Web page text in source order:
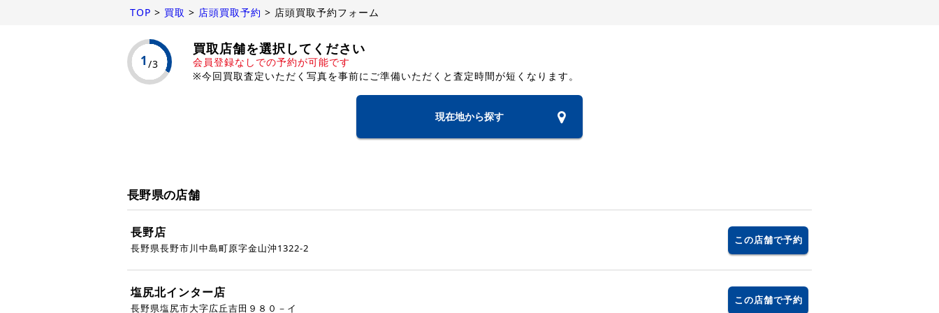
TOP > 買取 > 店頭買取予約 > 店頭買取予約フォーム
買取店舗を選択してください
会員登録なしでの予約が可能です
※今回買取査定いただく写真を事前にご準備いただくと査定時間が短くなります。
現在地から探す
長野県の店舗
長野店
長野県長野市川中島町原字金山沖1322-2
この店舗で予約
塩尻北インター店
長野県塩尻市大字広丘吉田９８０－イ
この店舗で予約